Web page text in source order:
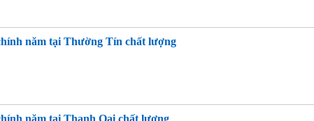
năm tại Thường Tín chất lượng